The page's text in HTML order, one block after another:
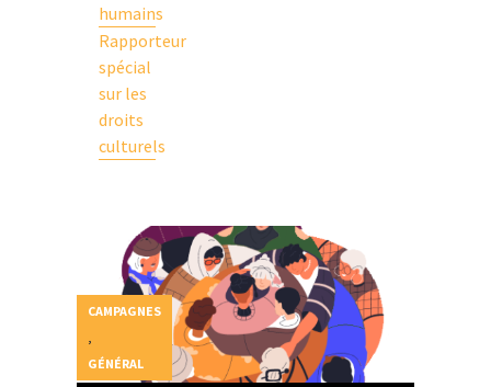
humains
Rapporteur
spécial
sur les
droits
culturels
CAMPAGNES
,
GÉNÉRAL